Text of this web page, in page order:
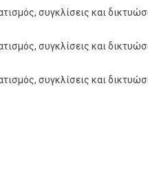
συγκλίσεις και
συγκλίσεις και
συγκλίσεις και